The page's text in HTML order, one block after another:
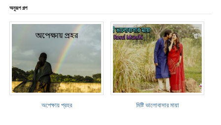
অনুরূপ গল্প
অপেক্ষায় প্রহর মিষ্টি ভালোবাসার মায়া